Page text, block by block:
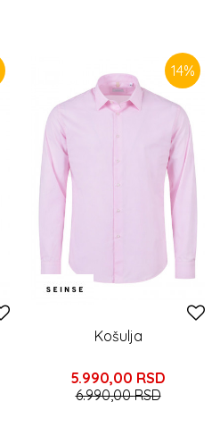
14%
Košulja
5.990,00 RSD
6.990,00RSD